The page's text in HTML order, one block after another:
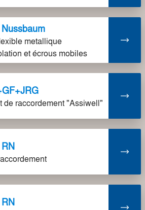
Nussbaum
metallique
et écrous mobiles
de raccordement "Assiwell"
RN
RN